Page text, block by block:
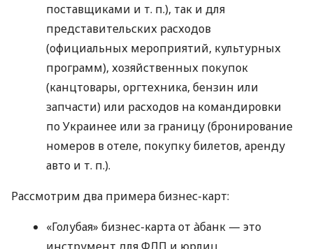
поставщиками и т. п.), так и для
представительских расходов
(официальных мероприятий, культурных
программ), хозяйственных покупок
(канцтовары, оргтехника, бензин или
запчасти) или расходов на командировки
по Украинее или за границу (бронирование
номеров в отеле, покупку билетов, аренду
авто и т. п.).
Рассмотрим два примера бизнес-карт:
«Голубая» бизнес-карта от àбанк — это